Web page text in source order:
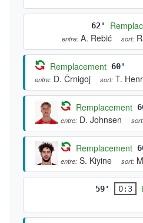
62'
entre: A. Rebić sort:
Remplacement 60'
entre: D. Črnigoj sort: T.
Remplacement
entre: D. Johnsen
Remplacement
entre: S. Kiyine sort:
59' 0:3